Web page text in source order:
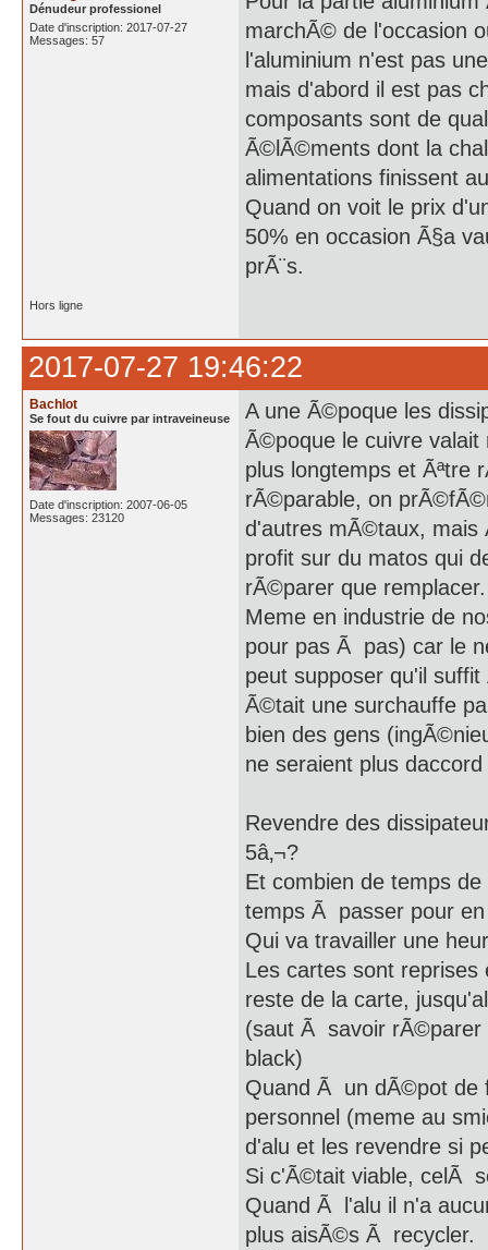
Dénudeur professionel
Date d'inscription: 2017-07-27
Messages: 57
marchÃ© de l'occasion
l'aluminium n'est pas
mais d'abord il est pas
composants sont de
Ã©lÃ©ments dont la
alimentations finissent
Quand on voit le prix
50% en occasion Ã§a
prÃ¨s.
Hors ligne
2017-07-27 19:46:22
Bachlot
Se fout du cuivre par intraveineuse
Date d'inscription: 2007-06-05
Messages: 23120
A une Ã©poque les
Ã©poque le cuivre
plus longtemps et Ãªtre
rÃ©parable, on
d'autres mÃ©taux, mais
profit sur du matos qui
rÃ©parer que remplacer.
Meme en industrie de
pour pas Ã pas) car le
peut supposer qu'il
Ã©tait une surchauffe
bien des gens
ne seraient plus
Revendre des
5â‚¬?
Et combien de temps
temps Ã passer pour
Qui va travailler une
Les cartes sont
reste de la carte,
(saut Ã savoir rÃ©parer
black)
Quand Ã un dÃ©pot de
personnel (meme au
d'alu et les revendre si
Si c'Ã©tait viable, celÃ
Quand Ã l'alu il n'a
plus aisÃ©s Ã recycler.